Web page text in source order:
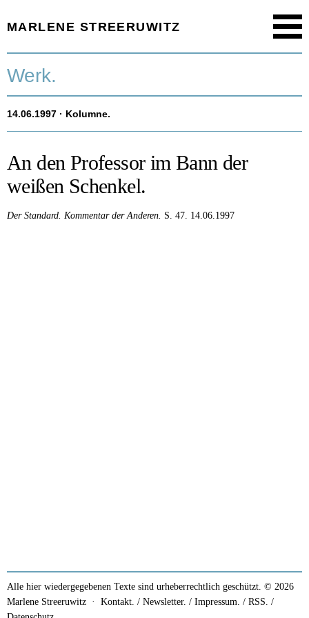
MARLENE STREERUWITZ
Timeline.
Texte.
Aktuell.
Person.
Werk.
14.06.1997 · Kolumne.
An den Professor im Bann der
weißen Schenkel.
Der Standard. Kommentar der Anderen. S. 47. 14.06.1997
Alle hier wiedergegebenen Texte sind urheberrechtlich geschützt. © 2026
Marlene Streeruwitz · Kontakt. / Newsletter. / Impressum. / RSS. /